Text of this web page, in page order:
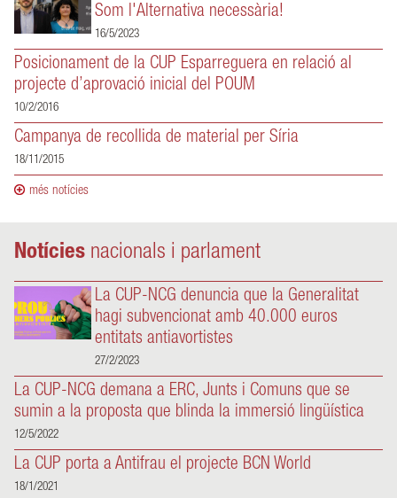
Som l'Alternativa necessària!
16/5/2023
Posicionament de la CUP Esparreguera en relació al
projecte d’aprovació inicial del POUM
10/2/2016
Campanya de recollida de material per Síria
18/11/2015
més notícies
Notícies nacionals i parlament
La CUP-NCG denuncia que la Generalitat
hagi subvencionat amb 40.000 euros
entitats antiavortistes
27/2/2023
La CUP-NCG demana a ERC, Junts i Comuns que se
sumin a la proposta que blinda la immersió lingüística
12/5/2022
La CUP porta a Antifrau el projecte BCN World
18/1/2021